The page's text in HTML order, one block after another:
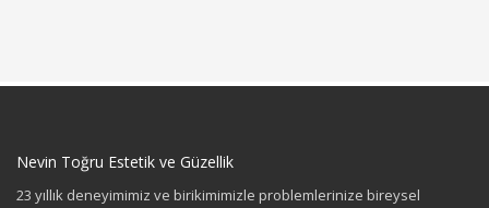
Nevin Toğru Estetik ve Güzellik
23 yıllık deneyimimiz ve birikimimizle problemlerinize bireysel